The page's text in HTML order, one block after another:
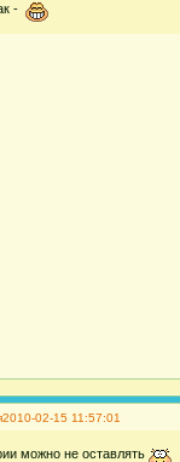
-
2010-02-15 11:57:01
можно не оставлять